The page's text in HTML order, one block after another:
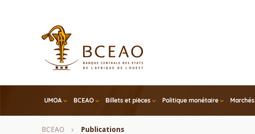
UMOA BCEAO Billets et pièces Politique monétaire Marchés
Fil
BCEAO Publications